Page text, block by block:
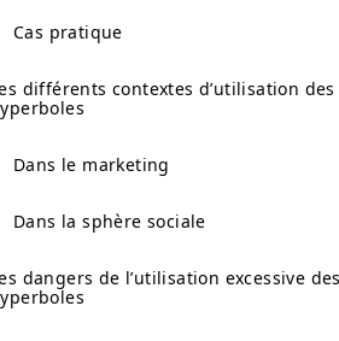
Cas pratique
différents contextes d’utilisation des
Dans le marketing
Dans la sphère sociale
dangers de l’utilisation excessive des